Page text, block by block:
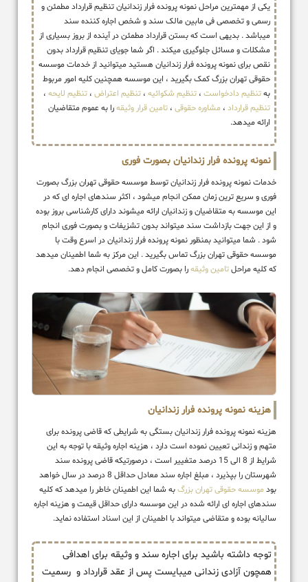
یکی از مهمترین مراحل نمونه پرونده فرار زندانیان تنظیم قرارداد مطمئن و
رسمی و تخصصی فی مابین مالک سند و شخص اجاره کننده سند
میباشد . بدیهی است که بستن قرارداد مطمئن در آینده از بروز بسیاری از
مشکلات و مسائل جلوگیری میکند . اگر شما جویای تنظیم قرارداد بدون
نقص برای نمونه پرونده فرار زندانیان هستید میتوانید از خدمات موسسه
حقوقی تهران بزرگ کمک بگیرید ، این موسسه همچنین کلیه امور مربوط
بهتنظیم دادخواست ، تنظیم شکوائیه ، تنظیم اعتراض ، تنظیم لایحه ،
تنظیم قرارداد ، مشاوره حقوقی ، تامین قرار وثیقهرا به عموم متقاضیان
ارائه میدهد.
نمونه پرونده فرار زندانیان بصورت فوری
خدمات نمونه پرونده فرار زندانیان توسط موسسه حقوقی تهران بزرگ بصورت
فوری و سریع ترین زمان ممکن انجام میشود ، اکثر سندهای اجاره ای که در
این موسسه به متقاضیان و زندانیان ارائه میشوند دارای کارشناسی بروز بوده
و از این جهت بازداشت سند میتواند بدون تشزیفات و بصورت فوری انجام
شود . شما میتوانید بمنظور نمونه پرونده فرار زندانیان در اسرع وقت با
موسسه حقوقی تهران بزرگ تماس بگیرید . این مرکز به شما اطمینان میدهد
که کلیه مراحلتامین وثیقهرا بصورت کامل و تخصصی انجام دهد.
هزینه نمونه پرونده فرار زندانیان
هزینه نمونه پرونده فرار زندانیان بستگی به شرایطی که قاضی پرونده برای
متهم و زندانی تعیین نموده است دارد ، هزینه اجاره وثیقه با توجه به این
شرایط از 8 الی 15 درصد متغییر است ، درصورتیکه قاضی پرونده سند
شهرستان را بپذیرد ، مبلغ اجاره سند معادل حداقل 8 درصد در سال خواهد
بود موسسه حقوقی تهران بزرگبه شما این اطمینان خاطر را میدهد که کلیه
سندهای اجاره ای ارائه شده در این موسسه دارای حداقل قیمت و هزینه اجاره
سالیانه بوده و متقاضی میتواند با اطمینان از این اسناد استفاده نماید.
توجه داشته باشید برای اجاره سند و وثیقه برای اهدافی
همچون آزادی زندانی میبایست پس از عقد قرارداد و رسمیت